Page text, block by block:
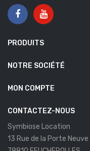
PRODUITS
NOTRE SOCIÉTÉ
MON COMPTE
CONTACTEZ-NOUS
Symbiose Location
13 Rue de la Porte Neuve